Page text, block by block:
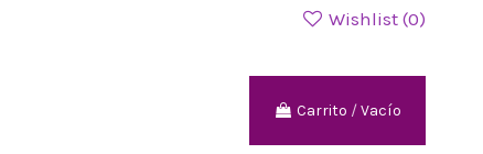
Wishlist (0)
Carrito /Vacío